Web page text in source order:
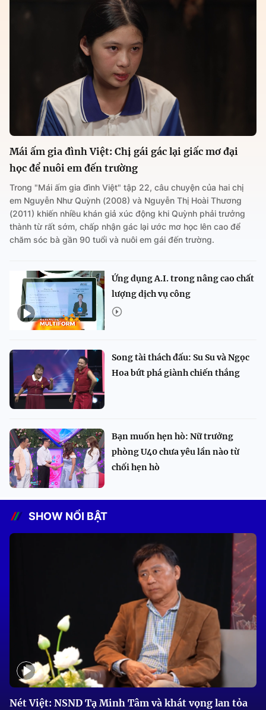
Mái ấm gia đình Việt: Chị gái gác lại giấc mơ đại
học để nuôi em đến trường
Trong "Mái ấm gia đình Việt" tập 22, câu chuyện của hai chị
em Nguyễn Như Quỳnh (2008) và Nguyễn Thị Hoài Thương
(2011) khiến nhiều khán giả xúc động khi Quỳnh phải trưởng
thành từ rất sớm, chấp nhận gác lại ước mơ học lên cao để
chăm sóc bà gần 90 tuổi và nuôi em gái đến trường.
Ứng dụng A.I. trong nâng cao chất
lượng dịch vụ công
Song tài thách đấu: Su Su và Ngọc
Hoa bứt phá giành chiến thắng
Bạn muốn hẹn hò: Nữ trưởng
phòng U40 chưa yêu lần nào từ
chối hẹn hò
SHOW NỔI BẬT
Nét Việt: NSND Tạ Minh Tâm và khát vọng lan tỏa